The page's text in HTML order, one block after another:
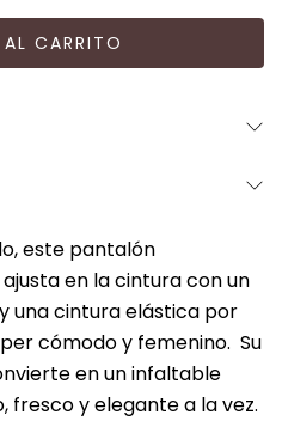
este pantalón
en la cintura con un
una cintura elástica por
cómodo y femenino. Su
en un infaltable
fresco y elegante a la vez.